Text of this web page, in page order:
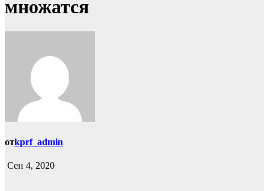
множатся
отkprf_admin
Сен 4, 2020